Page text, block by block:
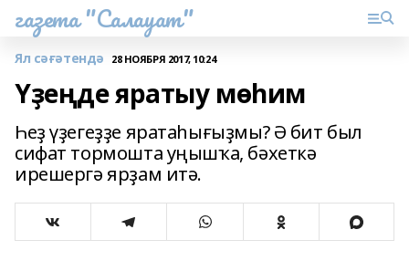
газета "Салауат"
Ял сәғәтендә 28 НОЯБРЯ 2017, 10:24
Үҙеңде яратыу мөһим
Һеҙ үҙегеҙҙе яратаһығыҙмы? Ә бит был
сифат тормошта уңышҡа, бәхеткә
ирешергә ярҙам итә.